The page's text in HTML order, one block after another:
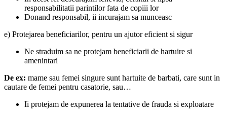
responsabilitatii parintilor fata de copiii lor
Donand responsabil, ii incurajam sa munceasc
e) Protejarea beneficiarilor, pentru un ajutor eficient si sigur
Ne straduim sa ne protejam beneficiarii de hartuire si
amenintari
De ex: mame sau femei singure sunt hartuite de barbati, care sunt in
cautare de femei pentru casatorie, sau…
Ii protejam de expunerea la tentative de frauda si exploatare